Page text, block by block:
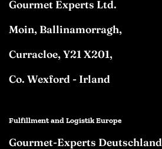
Gourmet Experts Ltd.
Moin, Ballinamorragh,
Curracloe, Y21 X201,
Co. Wexford - Irland
Fulfillment and Logistik Europe
Gourmet-Experts Deutschland